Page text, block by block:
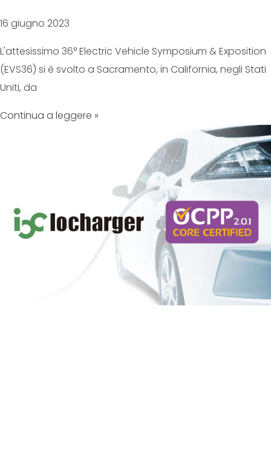
16 giugno 2023
L'attesissimo 36° Electric Vehicle Symposium & Exposition
(EVS36) si è svolto a Sacramento, in California, negli Stati
Uniti, da
Continua a leggere »